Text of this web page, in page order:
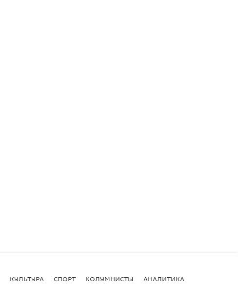
КУЛЬТУРА СПОРТ КОЛУМНИСТЫ АНАЛИТИКА